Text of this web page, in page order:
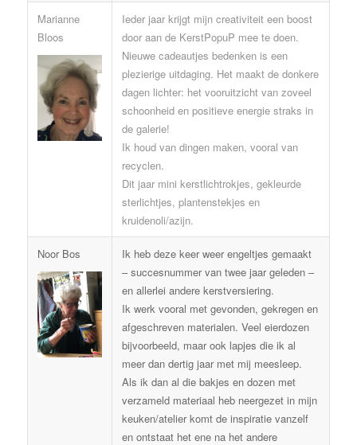
Marianne
Bloos
Ieder jaar krijgt mijn creativiteit een boost
door aan de KerstPopuP mee te doen.
Nieuwe cadeautjes bedenken is een
plezierige uitdaging. Het maakt de donkere
dagen lichter: het vooruitzicht van zoveel
schoonheid en positieve energie straks in
de galerie!
Ik houd van dingen maken, vooral van
recyclen.
Dit jaar mini kerstlichtrokjes, gekleurde
sterlichtjes, plantenstekjes en
kruidenoli/azijn.
Noor Bos
Ik heb deze keer weer engeltjes gemaakt
– succesnummer van twee jaar geleden –
en allerlei andere kerstversiering.
Ik werk vooral met gevonden, gekregen en
afgeschreven materialen. Veel eierdozen
bijvoorbeeld, maar ook lapjes die ik al
meer dan dertig jaar met mij meesleep.
Als ik dan al die bakjes en dozen met
verzameld materiaal heb neergezet in mijn
keuken/atelier komt de inspiratie vanzelf
en ontstaat het ene na het andere